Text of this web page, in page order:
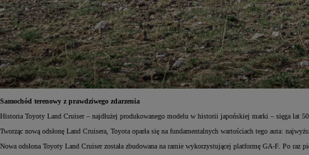
Samochód terenowy z prawdziwego zdarzenia
Historia Toyoty Land Cruiser – najdłużej produkowanego modelu w historii japońskiej marki – sięga lat
Tworząc nową odsłonę Land Cruisera, Toyota oparła się na fundamentalnych wartościach tego auta:
Nowa odsłona Toyoty Land Cruiser została zbudowana na ramie wykorzystującej platformę GA-F. Po raz